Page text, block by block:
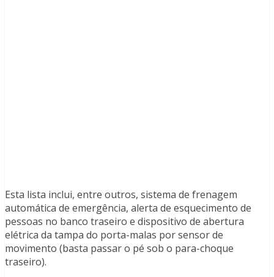
Esta lista inclui, entre outros, sistema de frenagem
automática de emergência, alerta de esquecimento de
pessoas no banco traseiro e dispositivo de abertura
elétrica da tampa do porta-malas por sensor de
movimento (basta passar o pé sob o para-choque
traseiro).